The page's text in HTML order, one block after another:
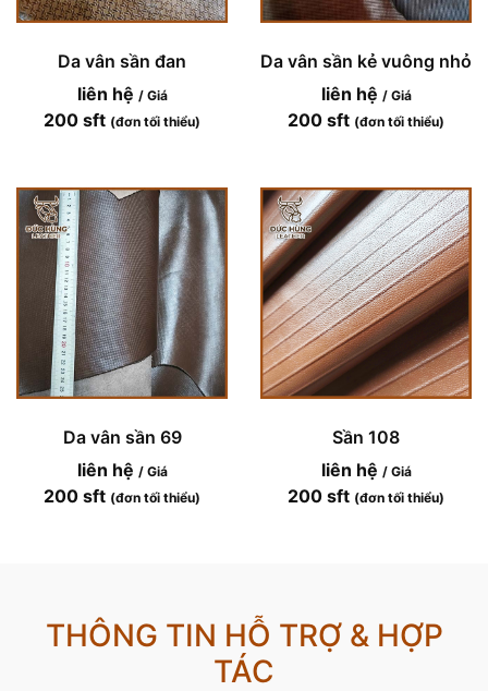
Da vân sần đan
liên hệ / Giá
200 sft (đơn tối thiểu)
Da vân sần kẻ vuông nhỏ
liên hệ / Giá
200 sft (đơn tối thiểu)
Da vân sần 69
liên hệ / Giá
200 sft (đơn tối thiểu)
Sần 108
liên hệ / Giá
200 sft (đơn tối thiểu)
THÔNG TIN HỖ TRỢ & HỢP
TÁC